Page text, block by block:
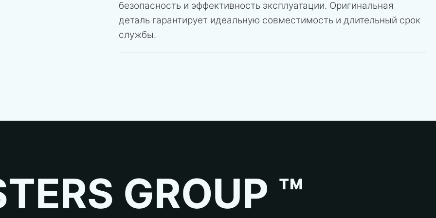
безопасность и эффективность эксплуатации. Оригинальная
деталь гарантирует идеальную совместимость и длительный срок
службы.
GROUP ™